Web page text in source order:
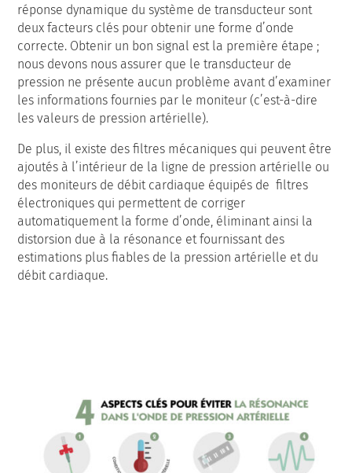
réponse dynamique du système de transducteur sont
deux facteurs clés pour obtenir une forme d’onde
correcte. Obtenir un bon signal est la première étape ;
nous devons nous assurer que le transducteur de
pression ne présente aucun problème avant d’examiner
les informations fournies par le moniteur (c’est-à-dire
les valeurs de pression artérielle).
De plus, il existe des filtres mécaniques qui peuvent être
ajoutés à l’intérieur de la ligne de pression artérielle ou
des moniteurs de débit cardiaque équipés de filtres
électroniques qui permettent de corriger
automatiquement la forme d’onde, éliminant ainsi la
distorsion due à la résonance et fournissant des
estimations plus fiables de la pression artérielle et du
débit cardiaque.